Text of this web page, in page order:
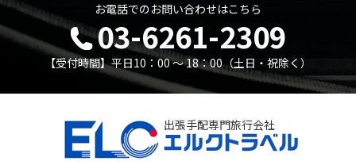
お電話でのお問い合わせはこちら
03-6261-2309
【受付時間】平日10：00 〜 18：00（土日・祝除く）
出張手配専門旅行会社